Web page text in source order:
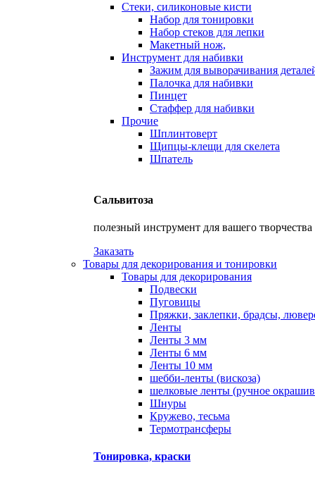
Стеки, силиконовые кисти
Набор для тонировки
Набор стеков для лепки
Макетный нож,
Инструмент для набивки
Зажим для выворачивания
Палочка для набивки
Пинцет
Стаффер для набивки
Прочие
Шплинтоверт
Щипцы-клещи для скелета
Шпатель
Сальвитоза
полезный инструмент для вашего творчества
Заказать
Товары для декорирования и тонировки
Товары для декорирования
Подвески
Пуговицы
Пряжки, заклепки, брадсы,
Ленты
Ленты 3 мм
Ленты 6 мм
Ленты 10 мм
шебби-ленты (вискоза)
шелковые ленты (ручное
Шнуры
Кружево, тесьма
Термотрансферы
Тонировка, краски